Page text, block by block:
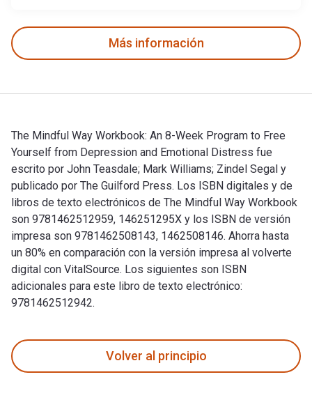
Más información
The Mindful Way Workbook: An 8-Week Program to Free
Yourself from Depression and Emotional Distress fue
escrito por John Teasdale; Mark Williams; Zindel Segal y
publicado por The Guilford Press. Los ISBN digitales y de
libros de texto electrónicos de The Mindful Way Workbook
son 9781462512959, 146251295X y los ISBN de versión
impresa son 9781462508143, 1462508146. Ahorra hasta
un 80% en comparación con la versión impresa al volverte
digital con VitalSource. Los siguientes son ISBN
adicionales para este libro de texto electrónico:
9781462512942.
Volver al principio